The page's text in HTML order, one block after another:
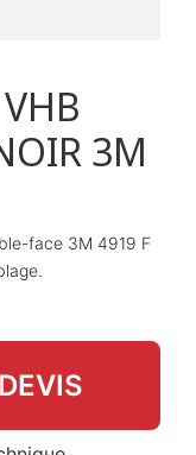
3M
face 3M 4919 F